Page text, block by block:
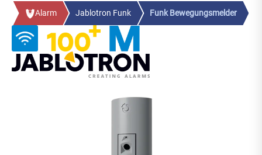
Alarm Jablotron Funk Funk Bewegungsmelder
Bildergalerie überspringen